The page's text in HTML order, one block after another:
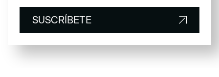
SUSCRÍBETE
SUSCRÍBETE